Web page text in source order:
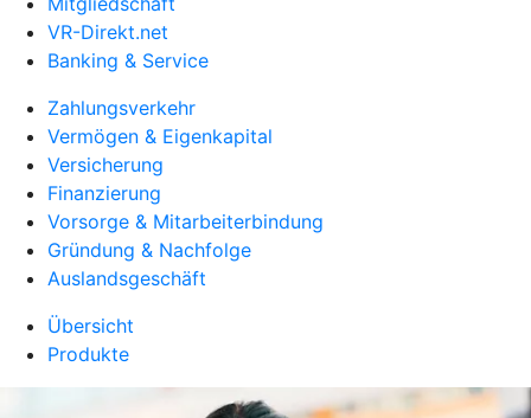
VR-Direkt.net
Banking & Service
Zahlungsverkehr
Vermögen & Eigenkapital
Versicherung
Finanzierung
Vorsorge & Mitarbeiterbindung
Gründung & Nachfolge
Auslandsgeschäft
Übersicht
Produkte